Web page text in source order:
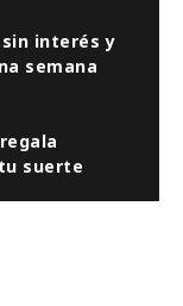
interés y
semana
suerte